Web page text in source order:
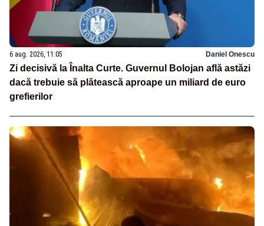
6 aug. 2026, 11:05 Daniel Onescu
Zi decisivă la Înalta Curte. Guvernul Bolojan află astăzi
dacă trebuie să plătească aproape un miliard de euro
grefierilor